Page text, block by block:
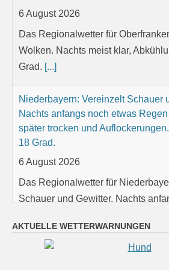
6 August 2026
Das Regionalwetter für
Wolken. Nachts meist klar,
Grad. [...]
Niederbayern: Vereinzelt Schauer
Nachts anfangs noch etwas Regen
später trocken und
18 Grad.
6 August 2026
Das Regionalwetter für
Schauer und Gewitter. Nachts
Auflockerungen. Tiefstwerte 15 bis